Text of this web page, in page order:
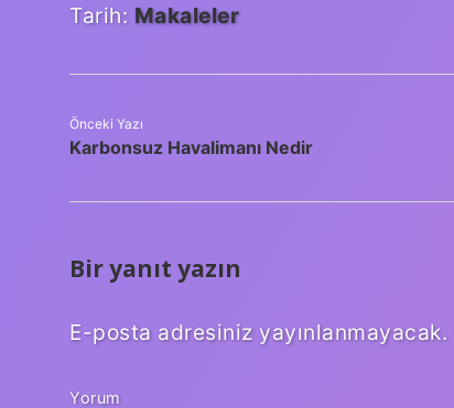
Tarih: Makaleler
Önceki Yazı
Karbonsuz Havalimanı Nedir
Bir yanıt yazın
E-posta adresiniz yayınlanmayacak.
Yorum